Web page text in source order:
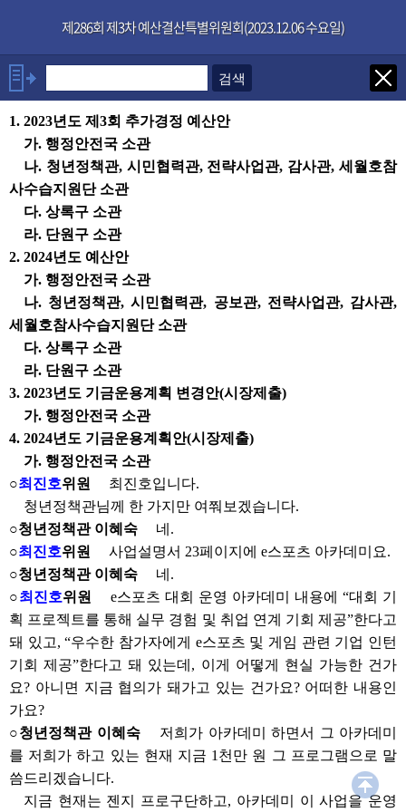
제286회 제3차 예산결산특별위원회(2023.12.06 수요일)
×
발언자
위원장 한명훈
설호영위원
황은화위원
이대구위원
박태순위원
김재국위원
최진호위원
발언보기 선택취소
안건
부록
1. 2023년도 제3회 추가경정 예산안
가. 행정안전국 소관
나. 청년정책관, 시민협력관, 전략사업관, 감사관, 세월호참
사수습지원단 소관
다. 상록구 소관
라. 단원구 소관
2. 2024년도 예산안
가. 행정안전국 소관
나. 청년정책관, 시민협력관, 공보관, 전략사업관, 감사관,
세월호참사수습지원단 소관
다. 상록구 소관
라. 단원구 소관
3. 2023년도 기금운용계획 변경안(시장제출)
가. 행정안전국 소관
4. 2024년도 기금운용계획안(시장제출)
가. 행정안전국 소관
○최진호위원
최진호입니다.
청년정책관님께 한 가지만 여쭤보겠습니다.
○청년정책관 이혜숙
네.
○최진호위원
사업설명서 23페이지에 e스포츠 아카데미요.
○청년정책관 이혜숙
네.
○최진호위원
e스포츠 대회 운영 아카데미 내용에 “대회 기
획 프로젝트를 통해 실무 경험 및 취업 연계 기회 제공”한다고
돼 있고, “우수한 참가자에게 e스포츠 및 게임 관련 기업 인턴
기회 제공”한다고 돼 있는데, 이게 어떻게 현실 가능한 건가
요? 아니면 지금 협의가 돼가고 있는 건가요? 어떠한 내용인
가요?
○청년정책관 이혜숙
저희가 아카데미 하면서 그 아카데미
를 저희가 하고 있는 현재 지금 1천만 원 그 프로그램으로 말
씀드리겠습니다.
지금 현재는 젠지 프로구단하고, 아카데미 이 사업을 운영